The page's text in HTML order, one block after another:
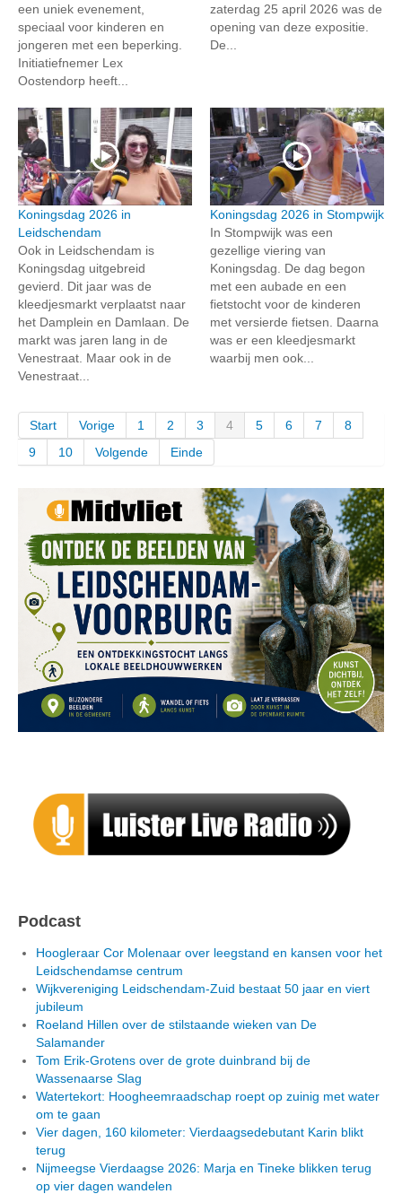
een uniek evenement,
speciaal voor kinderen en
jongeren met een beperking.
Initiatiefnemer Lex
Oostendorp heeft...
zaterdag 25 april 2026 was de
opening van deze expositie.
De...
Koningsdag 2026 in
Leidschendam
Ook in Leidschendam is
Koningsdag uitgebreid
gevierd. Dit jaar was de
kleedjesmarkt verplaatst naar
het Damplein en Damlaan. De
markt was jaren lang in de
Venestraat. Maar ook in de
Venestraat...
Koningsdag 2026 in Stompwijk
In Stompwijk was een
gezellige viering van
Koningsdag. De dag begon
met een aubade en een
fietstocht voor de kinderen
met versierde fietsen. Daarna
was er een kleedjesmarkt
waarbij men ook...
Start Vorige 1 2 3 4 5 6 7
8
9
10 Volgende Einde
Podcast
Hoogleraar Cor Molenaar over leegstand en kansen voor het
Leidschendamse centrum
Wijkvereniging Leidschendam-Zuid bestaat 50 jaar en viert
jubileum
Roeland Hillen over de stilstaande wieken van De
Salamander
Tom Erik-Grotens over de grote duinbrand bij de
Wassenaarse Slag
Watertekort: Hoogheemraadschap roept op zuinig met water
om te gaan
Vier dagen, 160 kilometer: Vierdaagsedebutant Karin blikt
terug
Nijmeegse Vierdaagse 2026: Marja en Tineke blikken terug
op vier dagen wandelen